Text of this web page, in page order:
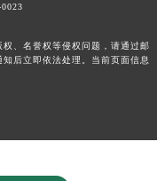
、名誉权等侵权问题，请通过邮
后立即依法处理。当前页面信息